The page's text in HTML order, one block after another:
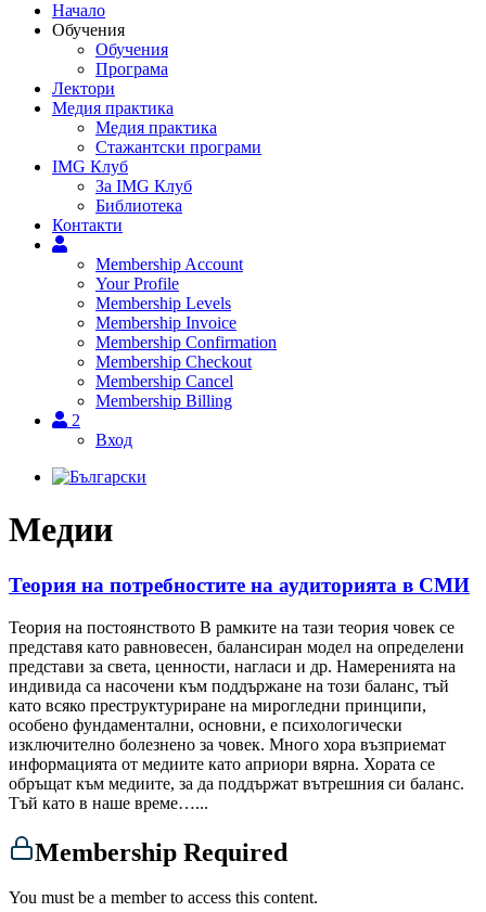
Начало
Обучения
Обучения
Програма
Лектори
Медия практика
Медия практика
Стажантски програми
IMG Клуб
За IMG Клуб
Библиотека
Контакти
Membership Account
Your Profile
Membership Levels
Membership Invoice
Membership Confirmation
Membership Checkout
Membership Cancel
Membership Billing
2
Вход
Медии
Теория на потребностите на аудиторията в СМИ
Теория на постоянството В рамките на тази теория човек се
представя като равновесен, балансиран модел на определени
представи за света, ценности, нагласи и др. Намеренията на
индивида са насочени към поддържане на този баланс, тъй
като всяко преструктуриране на мирогледни принципи,
особено фундаментални, основни, е психологически
изключително болезнено за човек. Много хора възприемат
информацията от медиите като априори вярна. Хората се
обръщат към медиите, за да поддържат вътрешния си баланс.
Тъй като в наше време…...
Membership Required
You must be a member to access this content.